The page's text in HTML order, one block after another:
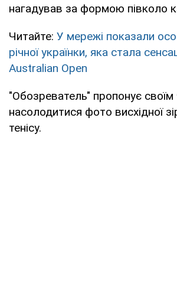
нагадував за формою півколо
Читайте: У мережі показали
річної українки, яка стала
Australian Open
"Обозреватель" пропонує своїм
насолодитися фото висхідної
тенісу.